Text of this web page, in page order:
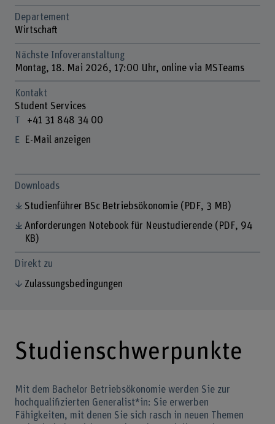
Departement
Wirtschaft
Nächste Infoveranstaltung
Montag, 18. Mai 2026, 17:00 Uhr, online via MSTeams
Kontakt
Student Services
+41 31 848 34 00
E-Mail anzeigen
Downloads
Studienführer BSc Betriebsökonomie (PDF, 3 MB)
Anforderungen Notebook für Neustudierende (PDF, 94
KB)
Direkt zu
Zulassungsbedingungen
Studienschwerpunkte
Mit dem Bachelor Betriebsökonomie werden Sie zur
hochqualifizierten Generalist*in: Sie erwerben
Fähigkeiten, mit denen Sie sich rasch in neuen Themen